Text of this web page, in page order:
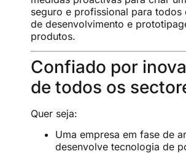
seguro e profissional para todos
de desenvolvimento e
produtos.
Confiado por
de todos os
Quer seja:
Uma empresa em fase de
desenvolve tecnologia de